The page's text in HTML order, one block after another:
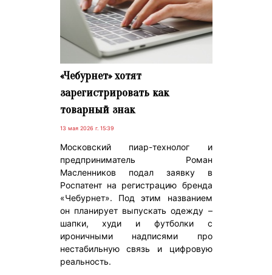
«Чебурнет» хотят
зарегистрировать как
товарный знак
13 мая 2026 г. 15:39
Московский пиар-технолог и
предприниматель Роман
Масленников подал заявку в
Роспатент на регистрацию бренда
«Чебурнет». Под этим названием
он планирует выпускать одежду –
шапки, худи и футболки с
ироничными надписями про
нестабильную связь и цифровую
реальность.